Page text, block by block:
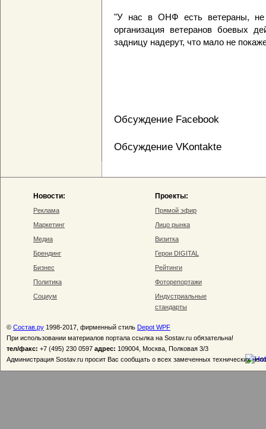
"У нас в ОНФ есть ветераны, не
организация ветеранов боевых
задницу надерут, что мало не
Обсуждение Facebook
Обсуждение VKontakte
Новости:
Реклама
Маркетинг
Медиа
Брендинг
Бизнес
Политика
Социум
Проекты:
Прямой эфир
Лицо рынка
Визитка
Герои DIGITAL
Рейтинги
Фоторепортажи
Индустриальные
стандарты
© Состав.ру 1998-2017, фирменный стиль Depot WPF
При использовании материалов портала ссылка на Sostav.ru обязательна!
тел/факс: +7 (495) 230 0597 адрес: 109004, Москва, Полковая 3/3
Администрация Sostav.ru просит Вас сообщать о всех замеченных технических